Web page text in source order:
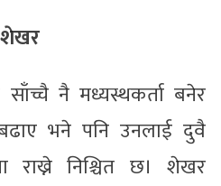
शेखर
नै मध्यस्थकर्ता बनेर
भने पनि उनलाई दुवै
राख्ने निश्चित छ। शेखर